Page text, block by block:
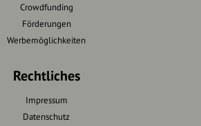
Crowdfunding
Förderungen
Werbemöglichkeiten
Rechtliches
Impressum
Datenschutz